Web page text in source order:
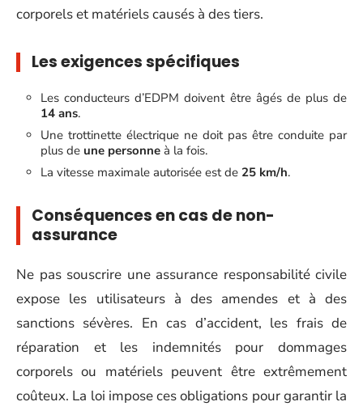
corporels et matériels causés à des tiers.
Les exigences spécifiques
Les conducteurs d’EDPM doivent être âgés de plus de
14 ans.
Une trottinette électrique ne doit pas être conduite par
plus de une personne à la fois.
La vitesse maximale autorisée est de 25 km/h.
Conséquences en cas de non-
assurance
Ne pas souscrire une assurance responsabilité civile
expose les utilisateurs à des amendes et à des
sanctions sévères. En cas d’accident, les frais de
réparation et les indemnités pour dommages
corporels ou matériels peuvent être extrêmement
coûteux. La loi impose ces obligations pour garantir la